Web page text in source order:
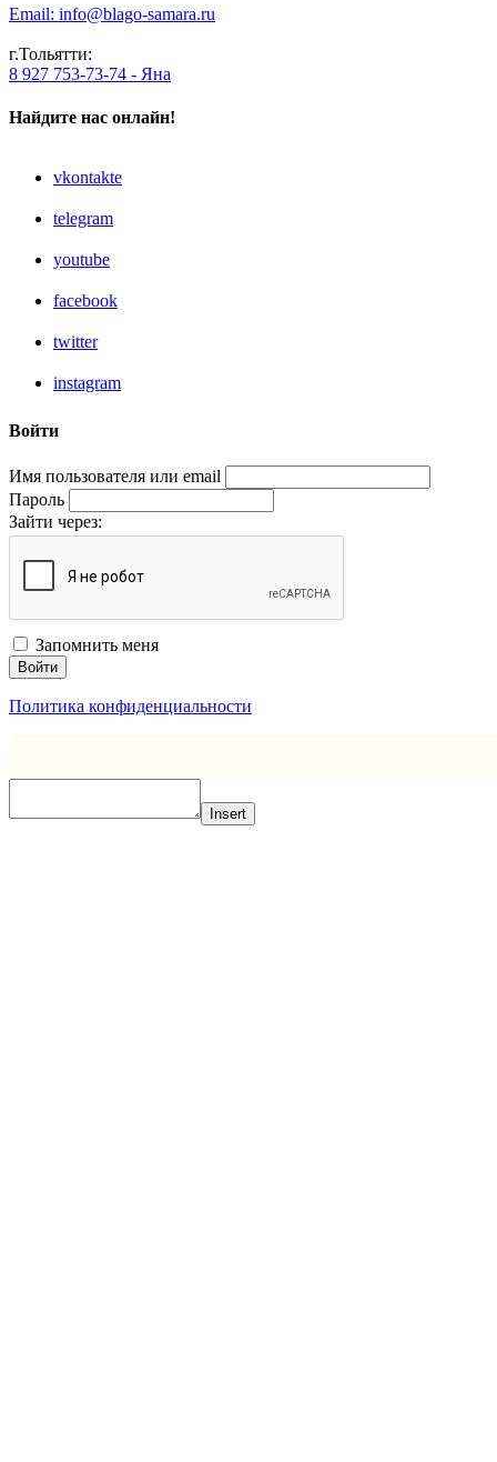
Email: info@blago-samara.ru
г.Тольятти:
8 927 753-73-74 - Яна
Найдите нас онлайн!
vkontakte
telegram
youtube
facebook
twitter
instagram
Войти
Имя пользователя или email
Пароль
Зайти через:
Запомнить меня
Войти
Политика конфиденциальности
Insert